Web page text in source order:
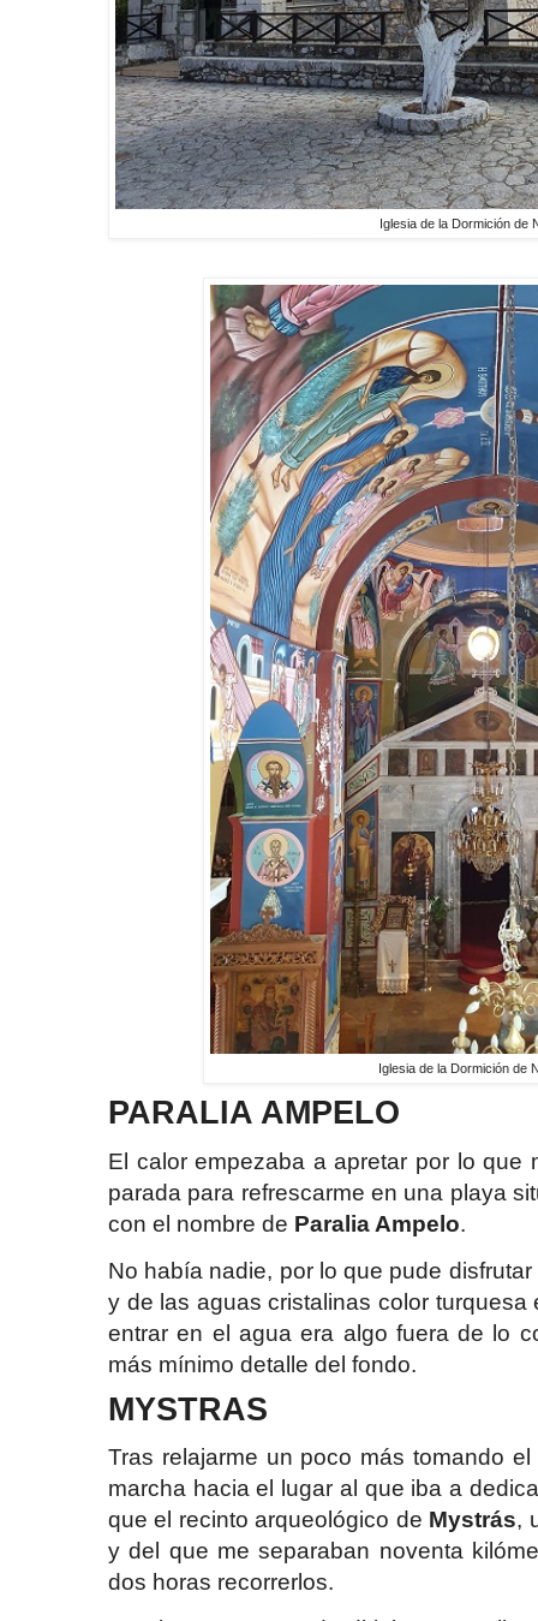
Iglesia de la Dormición de
Iglesia de la Dormición de
PARALIA AMPELO
El calor empezaba a apretar por lo que
parada para refrescarme en una playa
con el nombre de Paralia Ampelo.
No había nadie, por lo que pude
y de las aguas cristalinas color
entrar en el agua era algo fuera de lo
más mínimo detalle del fondo.
MYSTRAS
Tras relajarme un poco más tomando
marcha hacia el lugar al que iba a
que el recinto arqueológico de Mystrás,
y del que me separaban noventa
dos horas recorrerlos.